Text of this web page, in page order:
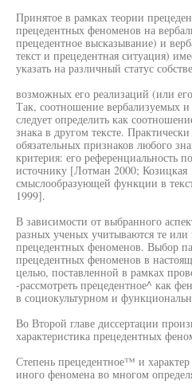
Принятое в рамках теории
прецедентных феноменов на
прецедентное высказывание) и
текст и прецедентная ситуация)
указать на различный статус
возможных его реализаций (или
Так, соотношение вербализуемых
следует определить как
знака в другом тексте.
обязательных признаков любого
критерия: его референциальность
источнику [Лотман 2000;
смыслообразующей функции в
1999].
В зависимости от выбранного
разных ученых учитываются те
прецедентных феноменов. Выбор
прецедентных феноменов в
целью, поставленной в рамках
-рассмотреть прецедентное^ как
в социокультурном и
Во Второй главе диссертации
характеристика прецедентных
Степень прецедентное™ и
иного феномена во многом